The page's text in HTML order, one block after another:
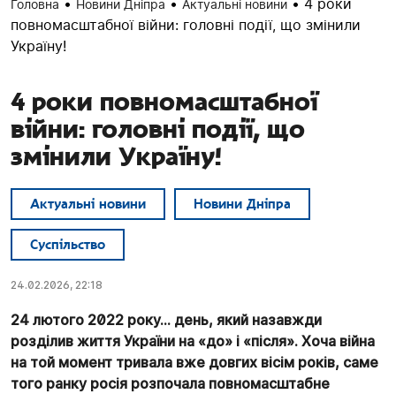
Головна • Новини Дніпра • Актуальні новини • 4 роки
повномасштабної війни: головні події, що змінили
Україну!
4 роки повномасштабної
війни: головні події, що
змінили Україну!
Актуальні новини Новини Дніпра
Суспільство
24.02.2026, 22:18
24 лютого 2022 року… день, який назавжди
розділив життя України на «до» і «після». Хоча війна
на той момент тривала вже довгих вісім років, саме
того ранку росія розпочала повномасштабне